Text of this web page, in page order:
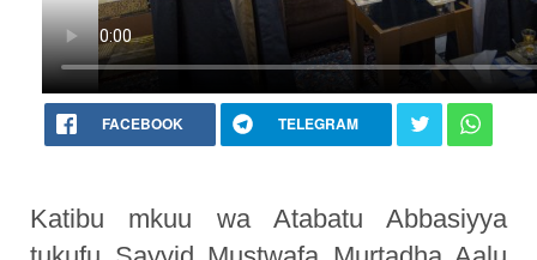
FACEBOOK TELEGRAM
Katibu mkuu wa Atabatu Abbasiyya